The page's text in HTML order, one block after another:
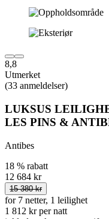
8,8
Utmerket
(33 anmeldelser)
LUKSUS
LES PINS &
Antibes
18 % rabatt
12 684 kr
15 380 kr
for 7 netter, 1 leilighet
1 812 kr per natt